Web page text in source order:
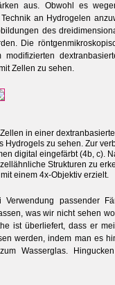
aus. Obwohl es
an Hydrogelen
des
Die
Zellen zu sehen.
in einer
Hydrogels zu sehen. Zur
digital eingefärbt (4b, c).
Strukturen zu
einem 4x-Objektiv erzielt.
passender
was wir nicht sehen
ist überliefert, dass er
werden, indem man es
Wasserglas.